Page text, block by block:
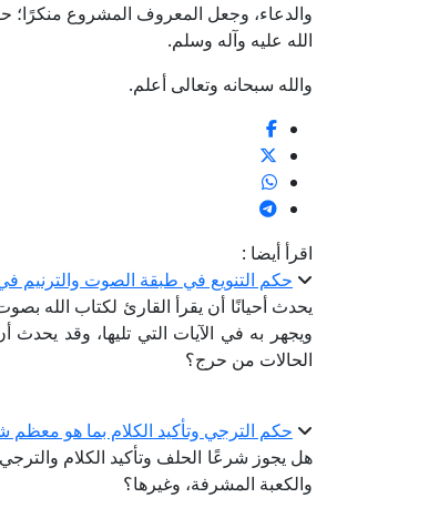
والدعاء، وجعل المعروف المشروع منكرًا؛
الله عليه وآله وسلم.
والله سبحانه وتعالى أعلم.
اقرأ أيضا :
حكم التنويع في طبقة الصوت والترنيم
يحدث أحيانًا أن يقرأ القارئ لكتاب الله
ويجهر به في الآيات التي تليها، وقد يحدث
الحالات من حرج؟
حكم الترجي وتأكيد الكلام بما هو معظم
هل يجوز شرعًا الحلف وتأكيد الكلام
والكعبة المشرفة، وغيرها؟